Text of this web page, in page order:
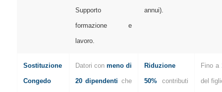
Supporto
formazione e
lavoro.
annui).
Sostituzione
Congedo
Datori con meno di
20 dipendenti che
Riduzione
50%contributi
Fino a
del